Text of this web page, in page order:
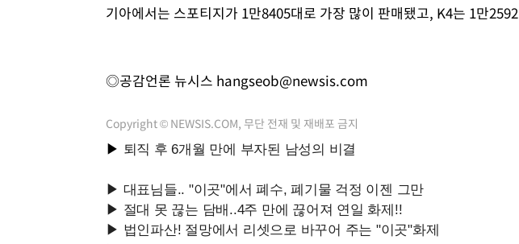
기아에서는 스포티지가 1만8405대로 가장 많이 판매됐고, K4는 1만
◎공감언론 뉴시스 hangseob@newsis.com
Copyright © NEWSIS.COM, 무단 전재 및 재배포 금지